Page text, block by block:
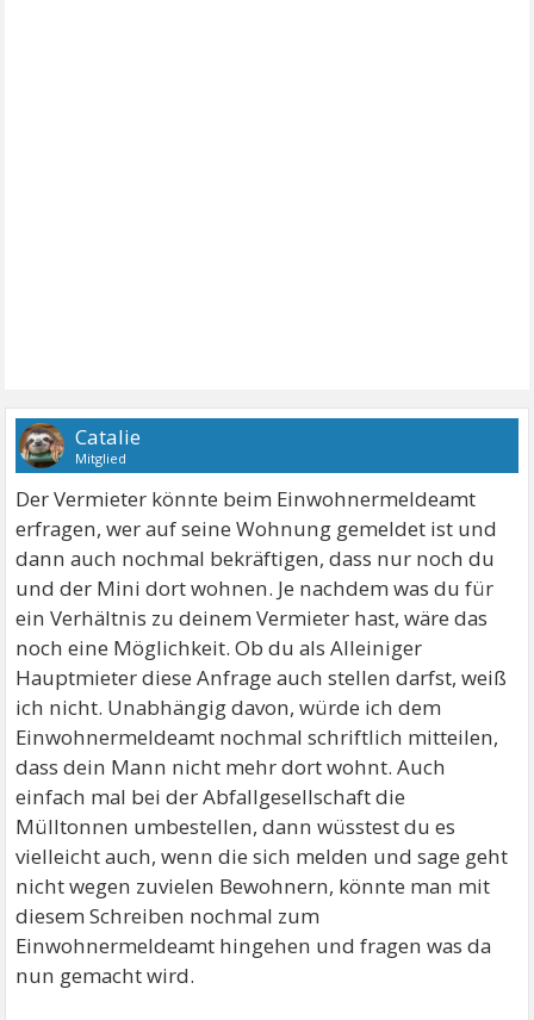
Catalie
Mitglied
Der Vermieter könnte beim Einwohnermeldeamt
erfragen, wer auf seine Wohnung gemeldet ist und
dann auch nochmal bekräftigen, dass nur noch du
und der Mini dort wohnen. Je nachdem was du für
ein Verhältnis zu deinem Vermieter hast, wäre das
noch eine Möglichkeit. Ob du als Alleiniger
Hauptmieter diese Anfrage auch stellen darfst, weiß
ich nicht. Unabhängig davon, würde ich dem
Einwohnermeldeamt nochmal schriftlich mitteilen,
dass dein Mann nicht mehr dort wohnt. Auch
einfach mal bei der Abfallgesellschaft die
Mülltonnen umbestellen, dann wüsstest du es
vielleicht auch, wenn die sich melden und sage geht
nicht wegen zuvielen Bewohnern, könnte man mit
diesem Schreiben nochmal zum
Einwohnermeldeamt hingehen und fragen was da
nun gemacht wird.